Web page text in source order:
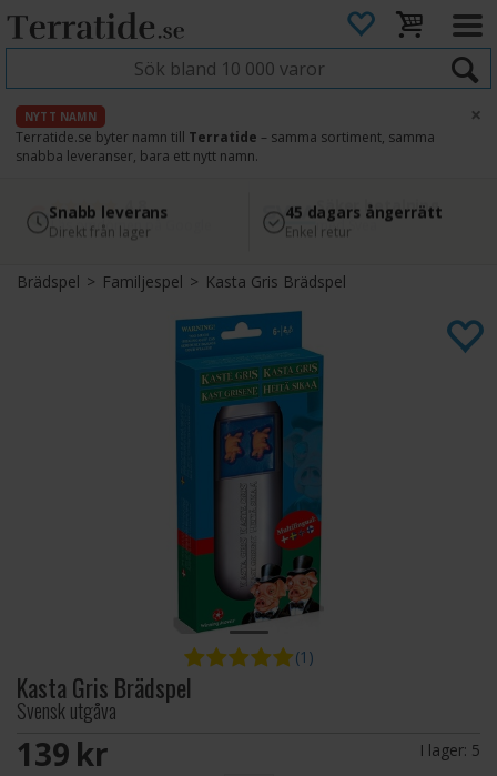
NYTT NAMN
Terratide.se byter namn till Terratide – samma sortiment, samma
snabba leveranser, bara ett nytt namn.
×
4.8
Läs omdömen på Google
Säker betalning
med Svea
Snabb leverans
Direkt från lager
45 dagars ångerrätt
Enkel retur
Brädspel> Familjespel> Kasta Gris Brädspel
(1)
Kasta Gris Brädspel
Svensk utgåva
139 SEK I lager: 5